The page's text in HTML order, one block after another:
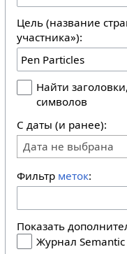
Цель (название
участника»):
Найти
символов
С даты (и ранее):
Дата не выбрана
Фильтр меток:
Показать
Журнал